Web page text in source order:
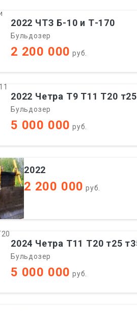
2022 ЧТЗ Б-10 и Т-170
Бульдозер
2 200 000 руб.
2022 Четра Т9 Т11 Т20 т25
Бульдозер
5 000 000 руб.
2022
2 200 000 руб.
2024 Четра Т11 Т20 т25
Бульдозер
5 000 000 руб.